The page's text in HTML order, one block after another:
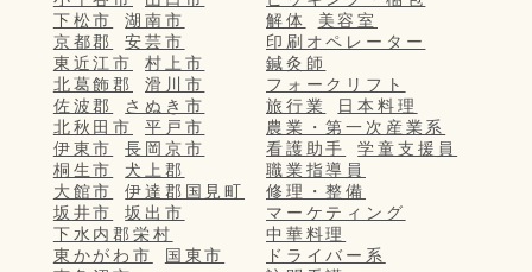
下松市
湖南市
京都郡
安芸市
東近江市
村上市
北葛飾郡
滑川市
佐波郡
さぬき市
北秋田市
平戸市
伊東市
長岡京市
桐生市
犬上郡
大館市
伊達郡国見町
坂井市
坂出市
下水内郡栄村
東かがわ市
国東市
解体
美容室
印刷オペレーター
鍼灸師
フォークリフト
旅行業
日本料理
農業・第一次産業系
看護助手
学童支援員
職業指導員
修理・整備
マーケティング
中華料理
ドライバー系